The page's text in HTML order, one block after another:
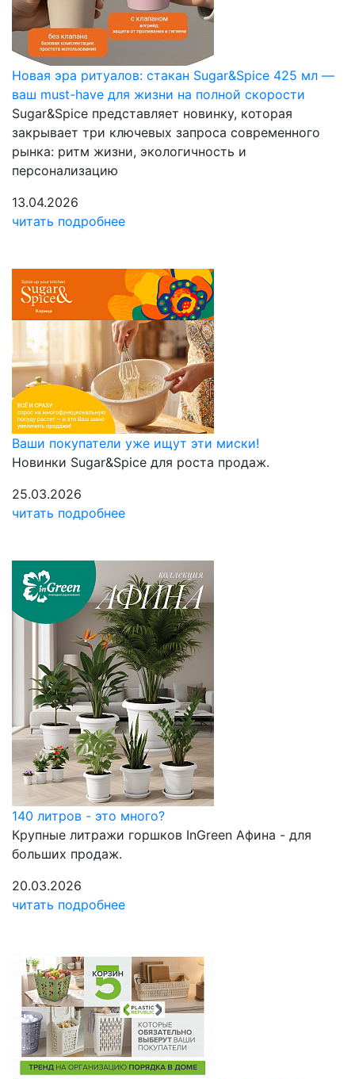
Новая эра ритуалов: стакан Sugar&Spice 425 мл —
ваш must-have для жизни на полной скорости
Sugar&Spice представляет новинку, которая
закрывает три ключевых запроса современного
рынка: ритм жизни, экологичность и
персонализацию
13.04.2026
читать подробнее
Ваши покупатели уже ищут эти миски!
Новинки Sugar&Spice для роста продаж.
25.03.2026
читать подробнее
140 литров - это много?
Крупные литражи горшков InGreen Афина - для
больших продаж.
20.03.2026
читать подробнее